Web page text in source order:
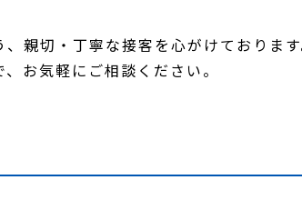
親切・丁寧な接客を心がけておりま
お気軽にご相談ください。